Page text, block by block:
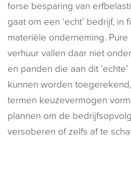
forse besparing van
gaat om een ‘echt’ bedrijf, in
materiële onderneming.
verhuur vallen daar niet
en panden die aan dit
kunnen worden
termen keuzevermogen
plannen om de
versoberen of zelfs af te